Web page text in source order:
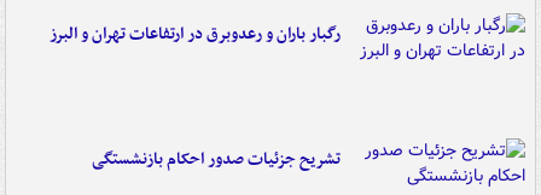
رگبار باران و رعدوبرق در ارتفاعات تهران و البرز
تشریح جزئیات صدور احکام بازنشستگی